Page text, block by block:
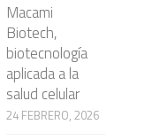
Macami
Biotech,
biotecnología
aplicada a la
salud celular
24 FEBRERO, 2026